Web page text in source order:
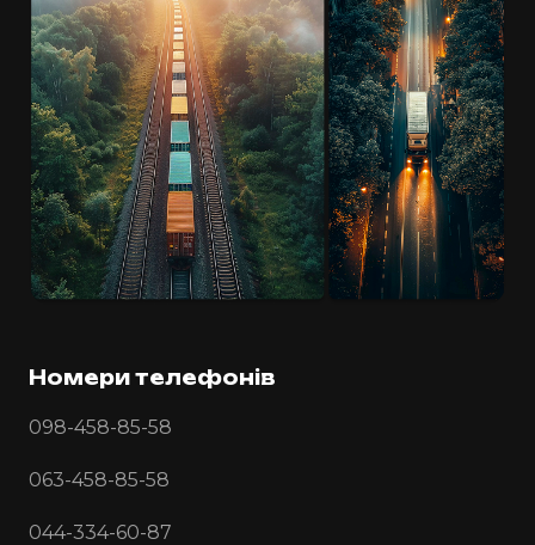
Номери телефонів
098-458-85-58
063-458-85-58
044-334-60-87